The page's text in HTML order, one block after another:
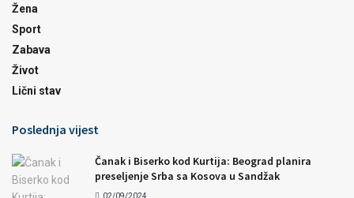
Žena
Sport
Zabava
Život
Lični stav
Poslednja vijest
Čanak i Biserko kod Kurtija: Beograd planira
preseljenje Srba sa Kosova u Sandžak
02/09/2024